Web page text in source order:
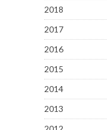
2018
2017
2016
2015
2014
2013